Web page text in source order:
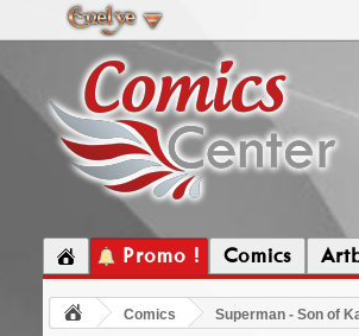
Promo ! Comics
Comics Superman - Son of